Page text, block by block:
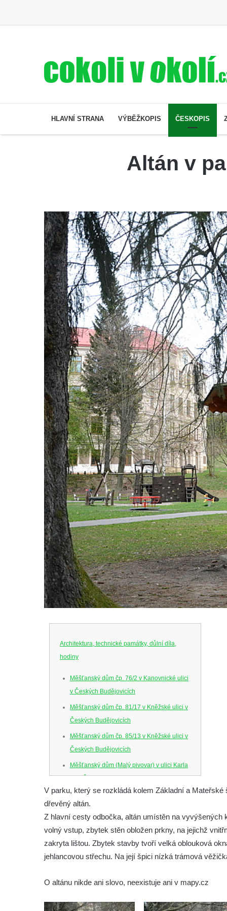
HLAVNÍ STRANA VÝBĚŽKOPIS ČESKOPIS
Altán v
Architektura, technické památky, důlní díla,
hodiny
Měšťanský dům čp. 76/2 v Kanovnické ulici
v Českých Budějovicích
Měšťanský dům čp. 81/17 v Kněžské ulici v
Českých Budějovicích
Měšťanský dům čp. 85/13 v Kněžské ulici v
Českých Budějovicích
Měšťanský dům (Malý pivovar) v ulici Karla
IV. v Českých Budějovicích
Dům U Ferusů na Senovážném náměstí v
Českých Budějovicích
Solnice na Piaristickém náměstí v Českých
Budějovicích
Biskupská rezidence v Českých
Dům čp. 20 ve Velešíně, zvaný U Kantůrků
V parku, který se rozkládá kolem Základní a
dřevěný altán.
Z hlavní cesty odbočka, altán umístěn na
volný vstup, zbytek stěn obložen prkny, na jejichž
zakryta lištou. Zbytek stavby tvoří velká oblouková
jehlancovou střechu. Na její špici nízká trámová
O altánu nikde ani slovo, neexistuje ani v mapy.cz